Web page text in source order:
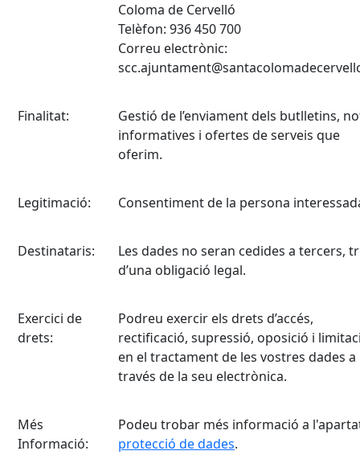
Coloma de Cervelló
Telèfon: 936 450 700
Correu electrònic:
Finalitat:
Gestió de l’enviament dels butlletins,
informatives i ofertes de serveis que
oferim.
Legitimació: Consentiment de la persona
Destinataris:
Les dades no seran cedides a tercers,
d’una obligació legal.
Exercici de
drets:
Podreu exercir els drets d’accés,
rectificació, supressió, oposició i
en el tractament de les vostres dades a
través de la seu electrònica.
Més
Informació:
Podeu trobar més informació a
protecció de dades.